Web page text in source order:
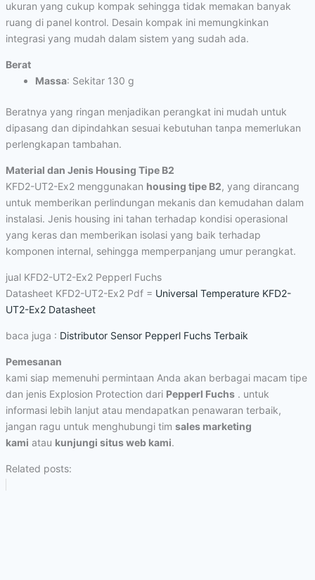
ukuran yang cukup kompak sehingga tidak memakan banyak
ruang di panel kontrol. Desain kompak ini memungkinkan
integrasi yang mudah dalam sistem yang sudah ada.
Berat
Massa: Sekitar 130 g
Beratnya yang ringan menjadikan perangkat ini mudah untuk
dipasang dan dipindahkan sesuai kebutuhan tanpa memerlukan
perlengkapan tambahan.
Material dan Jenis Housing Tipe B2
KFD2-UT2-Ex2 menggunakan housing tipe B2, yang dirancang
untuk memberikan perlindungan mekanis dan kemudahan dalam
instalasi. Jenis housing ini tahan terhadap kondisi operasional
yang keras dan memberikan isolasi yang baik terhadap
komponen internal, sehingga memperpanjang umur perangkat.
jual KFD2-UT2-Ex2 Pepperl Fuchs
Datasheet KFD2-UT2-Ex2 Pdf = Universal Temperature KFD2-
UT2-Ex2 Datasheet
baca juga : Distributor Sensor Pepperl Fuchs Terbaik
Pemesanan
kami siap memenuhi permintaan Anda akan berbagai macam tipe
dan jenis Explosion Protection dari Pepperl Fuchs. untuk
informasi lebih lanjut atau mendapatkan penawaran terbaik,
jangan ragu untuk menghubungi tim sales marketing
kami atau kunjungi situs web kami.
Related posts: